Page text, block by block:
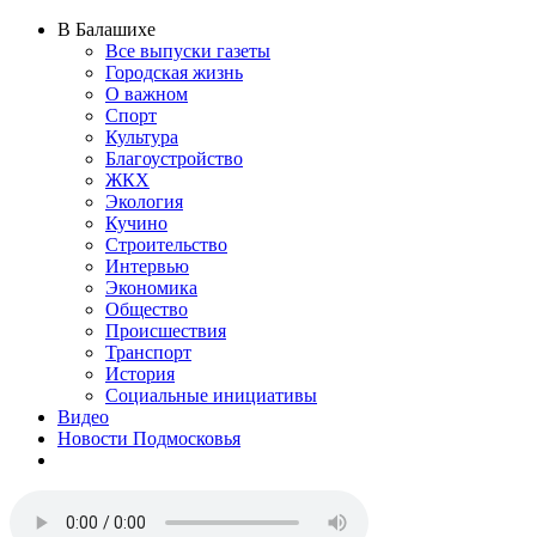
В Балашихе
Все выпуски газеты
Городская жизнь
О важном
Спорт
Культура
Благоустройство
ЖКХ
Экология
Кучино
Строительство
Интервью
Экономика
Общество
Происшествия
Транспорт
История
Социальные инициативы
Видео
Новости Подмосковья